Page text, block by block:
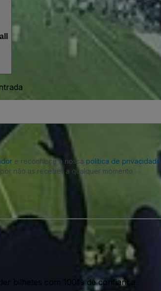
e reconhece a nossa política de privacidade
não as receber a qualquer momento.
bilhetes com 100% de confiança.